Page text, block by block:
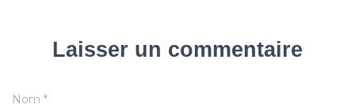
Laisser un commentaire
Nom *